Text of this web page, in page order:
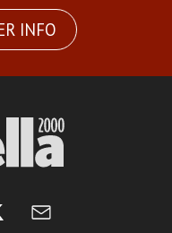
INFO